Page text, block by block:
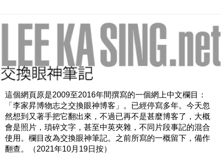
這個網頁原是2009至2016年間撰寫的一個網上中文欄目：
「李家昇博物志之交換眼神博客」。已經停寫多年。今天忽
然想到又著手把它翻出來，不過已再不是甚麼博客了，大概
會是照片，瑣碎文字，甚至中英夾雜，不同片段事記的混合
使用。欄目改為交換眼神筆記。之前所寫的一概留下，備作
翻查。（2021年10月19日按）